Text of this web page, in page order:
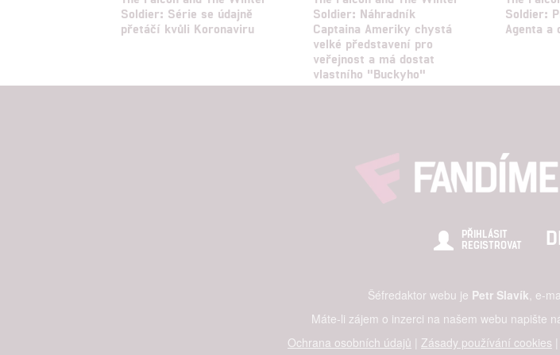
Soldier: Série se údajně
přetáčí kvůli Koronaviru
Soldier: Náhradník
Captaina Ameriky chystá
velké představení pro
veřejnost a má dostat
vlastního "Buckyho"
Soldier:
Agenta a
PŘIHLÁSIT
REGISTROVAT
Šéfredaktor webu je Petr Slavík , e-
Máte-li zájem o inzerci na našem webu napište
Ochrana osobních údajů | Zásady používání cookies |